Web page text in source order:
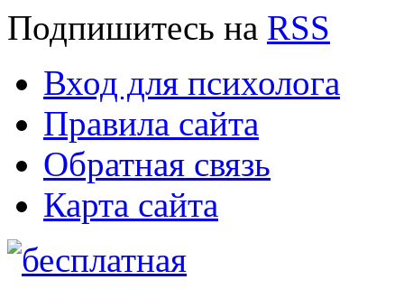
Подпишитесь на RSS
Вход для психолога
Правила сайта
Обратная связь
Карта сайта